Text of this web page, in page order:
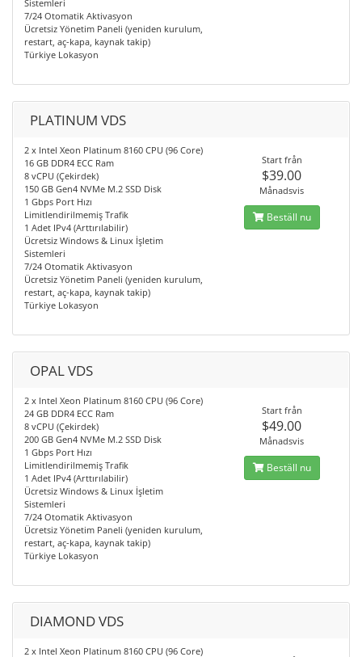
Sistemleri
7/24 Otomatik Aktivasyon
Ücretsiz Yönetim Paneli (yeniden kurulum,
restart, aç-kapa, kaynak takip)
Türkiye Lokasyon
PLATINUM VDS
2 x Intel Xeon Platinum 8160 CPU (96 Core)
16 GB DDR4 ECC Ram
8 vCPU (Çekirdek)
150 GB Gen4 NVMe M.2 SSD Disk
1 Gbps Port Hızı
Limitlendirilmemiş Trafik
1 Adet IPv4 (Arttırılabilir)
Ücretsiz Windows & Linux İşletim
Sistemleri
7/24 Otomatik Aktivasyon
Ücretsiz Yönetim Paneli (yeniden kurulum,
restart, aç-kapa, kaynak takip)
Türkiye Lokasyon
Start från
$39.00
Månadsvis
Beställ nu
OPAL VDS
2 x Intel Xeon Platinum 8160 CPU (96 Core)
24 GB DDR4 ECC Ram
8 vCPU (Çekirdek)
200 GB Gen4 NVMe M.2 SSD Disk
1 Gbps Port Hızı
Limitlendirilmemiş Trafik
1 Adet IPv4 (Arttırılabilir)
Ücretsiz Windows & Linux İşletim
Sistemleri
7/24 Otomatik Aktivasyon
Ücretsiz Yönetim Paneli (yeniden kurulum,
restart, aç-kapa, kaynak takip)
Türkiye Lokasyon
Start från
$49.00
Månadsvis
Beställ nu
DIAMOND VDS
2 x Intel Xeon Platinum 8160 CPU (96 Core)